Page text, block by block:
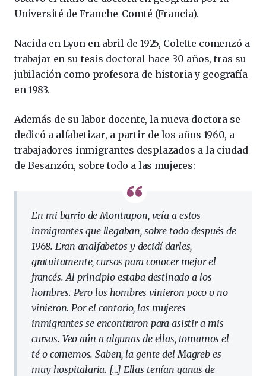
Université de Franche-Comté (Francia).
Nacida en Lyon en abril de 1925, Colette comenzó a
trabajar en su tesis doctoral hace 30 años, tras su
jubilación como profesora de historia y geografía
en 1983.
Además de su labor docente, la nueva doctora se
dedicó a alfabetizar, a partir de los años 1960, a
trabajadores inmigrantes desplazados a la ciudad
de Besanzón, sobre todo a las mujeres:
En mi barrio de Montrapon, veía a estos
inmigrantes que llegaban, sobre todo después de
1968. Eran analfabetos y decidí darles,
gratuitamente, cursos para conocer mejor el
francés. Al principio estaba destinado a los
hombres. Pero los hombres vinieron poco o no
vinieron. Por el contario, las mujeres
inmigrantes se encontraron para asistir a mis
cursos. Veo aún a algunas de ellas, tomamos el
té o comemos. Saben, la gente del Magreb es
muy hospitalaria. […] Ellas tenían ganas de